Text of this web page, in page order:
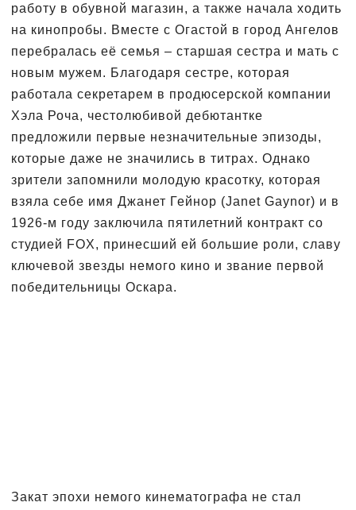
работу в обувной магазин, а также начала ходить
на кинопробы. Вместе с Огастой в город Ангелов
перебралась её семья – старшая сестра и мать с
новым мужем. Благодаря сестре, которая
работала секретарем в продюсерской компании
Хэла Роча, честолюбивой дебютантке
предложили первые незначительные эпизоды,
которые даже не значились в титрах. Однако
зрители запомнили молодую красотку, которая
взяла себе имя Джанет Гейнор (Janet Gaynor) и в
1926-м году заключила пятилетний контракт со
студией FOX, принесший ей большие роли, славу
ключевой звезды немого кино и звание первой
победительницы Оскара.
Закат эпохи немого кинематографа не стал